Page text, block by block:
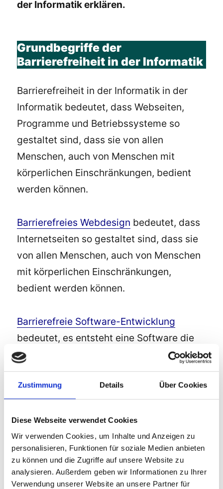
Zustimmung Details Über Cookies
Diese Webseite verwendet Cookies
Wir verwenden Cookies, um Inhalte und Anzeigen zu
personalisieren, Funktionen für soziale Medien anbieten
zu können und die Zugriffe auf unsere Website zu
analysieren. Außerdem geben wir Informationen zu Ihrer
Verwendung unserer Website an unsere Partner für
der Informatik erklären.
Grundbegriffe der
Barrierefreiheit in der Informatik
Barrierefreiheit in der Informatik in der
Informatik bedeutet, dass Webseiten,
Programme und Betriebssysteme so
gestaltet sind, dass sie von allen
Menschen, auch von Menschen mit
körperlichen Einschränkungen, bedient
werden können.
Barrierefreies Webdesign bedeutet, dass
Internetseiten so gestaltet sind, dass sie
von allen Menschen, auch von Menschen
mit körperlichen Einschränkungen,
bedient werden können.
Barrierefreie Software-Entwicklung
bedeutet, es entsteht eine Software die
für alle Menschen, auch für Menschen mit
körperlichen Einschränkungen, bedienbar
ist.
Barrierefreiheit bei Betriebssysteme
bedeutet, dass einBetriebssystemso
gestaltet ist, dass es von allen Menschen,
auch von Menschen mit körperlichen
Einschränkungen bedient werden kann.